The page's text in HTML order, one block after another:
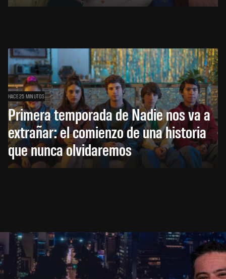
HACE 25 MINUTOS
Primera temporada de Nadie nos va a
extrañar: el comienzo de una historia
que nunca olvidaremos